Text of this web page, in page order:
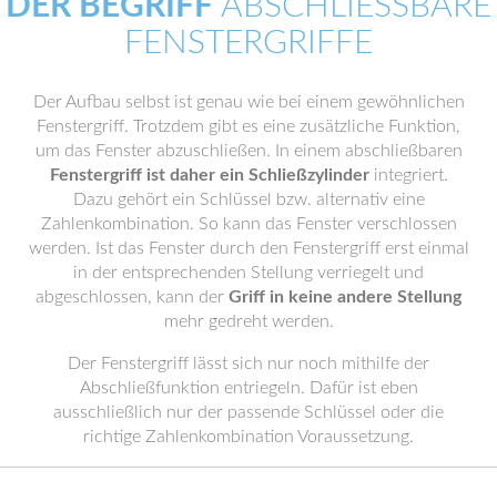
ENSTERGRIFFE
Der Aufbau selbst ist genau wie bei einem gewöhnlichen
Fenstergriff. Trotzdem gibt es eine zusätzliche Funktion,
um das Fenster abzuschließen. In einem abschließbaren
Fenstergriff ist daher ein Schließzylinderintegriert.
Dazu gehört ein Schlüssel bzw. alternativ eine
Zahlenkombination. So kann das Fenster verschlossen
werden. Ist das Fenster durch den Fenstergriff erst einmal
in der entsprechenden Stellung verriegelt und
abgeschlossen, kann der Griff in keine andere Stellung
mehr gedreht werden.
Der Fenstergriff lässt sich nur noch mithilfe der
Abschließfunktion entriegeln. Dafür ist eben
ausschließlich nur der passende Schlüssel oder die
richtige Zahlenkombination Voraussetzung.